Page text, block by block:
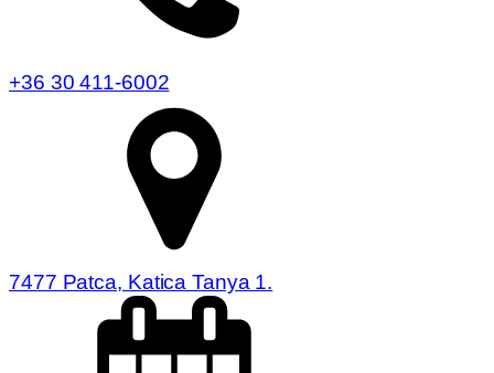
+36 30 411-6002
7477 Patca, Katica Tanya 1.